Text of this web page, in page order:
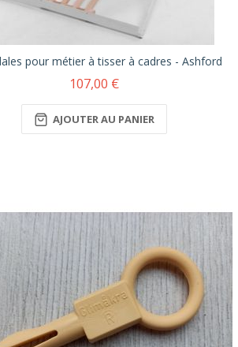
pour métier à tisser à cadres - Ashford
107,00 €
AJOUTER AU PANIER